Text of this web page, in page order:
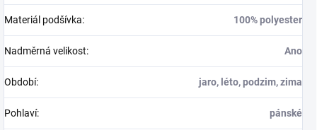
Materiál podšívka: 100% polyester
Nadměrná velikost: Ano
Období: jaro, léto, podzim, zima
Pohlaví: pánské